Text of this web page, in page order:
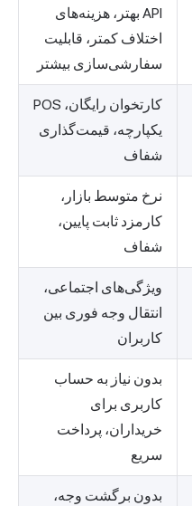
API بهتر، هزینه‌های
اختلاف کمتر، قابلیت
سفارشی‌سازی بیشتر
کارتخوان رایگان، POS
یکپارچه، قیمت‌گذاری
شفاف
نرخ متوسط بازار،
کارمزد ثابت پایین،
شفاف
ویژگی‌های اجتماعی،
انتقال وجه فوری بین
کاربران
بدون نیاز به حساب
کاربری برای
خریداران، پرداخت
سریع
بدون برگشت وجه،